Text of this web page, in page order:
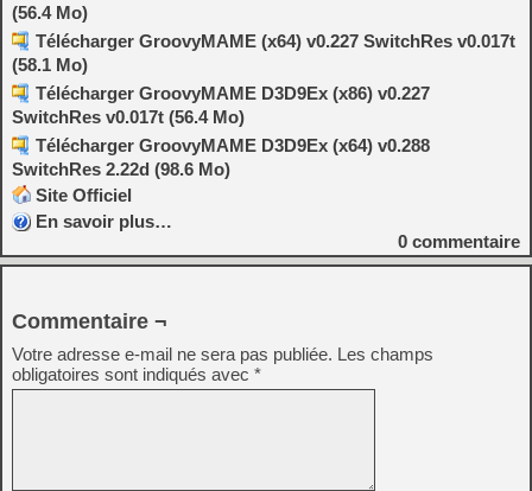
(56.4 Mo)
Télécharger GroovyMAME (x64) v0.227 SwitchRes v0.017t
(58.1 Mo)
Télécharger GroovyMAME D3D9Ex (x86) v0.227
SwitchRes v0.017t (56.4 Mo)
Télécharger GroovyMAME D3D9Ex (x64) v0.288
SwitchRes 2.22d (98.6 Mo)
Site Officiel
En savoir plus…
0 commentaire
Commentaire ¬
Votre adresse e-mail ne sera pas publiée. Les champs
obligatoires sont indiqués avec *